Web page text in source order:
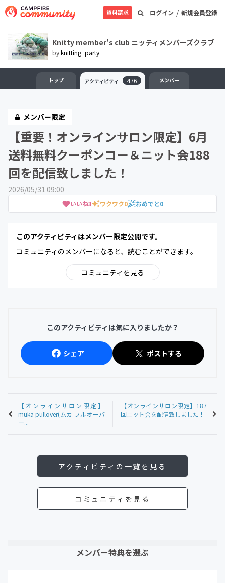
ログイン / 新規会員登録
資料請求
Knitty member's club ニッティメンバーズクラブ
byknitting_party
トップ アクティビティ 476 メンバー
メンバー限定
【重要！オンラインサロン限定】6月
送料無料クーポンコー＆ニット会188
回を配信致しました！
2026/05/31 09:00
いいね3 ワクワク0 おめでと0
このアクティビティはメンバー限定公開です。
コミュニティのメンバーになると、読むことができます。
コミュニティを見る
このアクティビティは気に入りましたか？
シェア ポストする
【オンラインサロン限定】
muka pullover(ムカ プルオーバ
ー...
【オンラインサロン限定】187
回ニット会を配信致しました！
アクティビティの一覧を見る
コミュニティを見る
メンバー特典を選ぶ